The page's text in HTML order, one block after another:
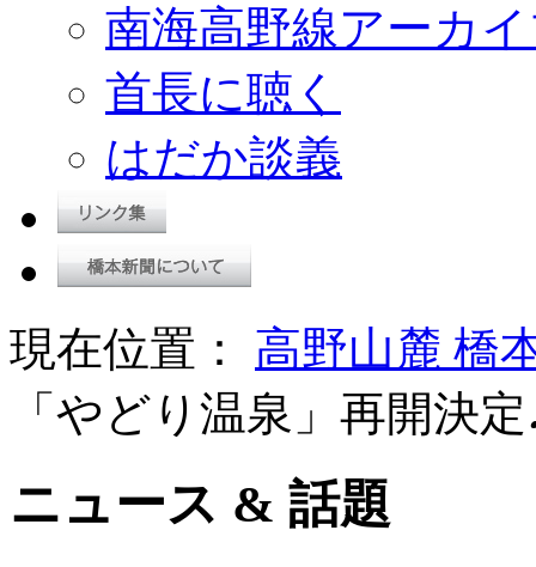
南海高野線アーカ
首長に聴く
はだか談義
現在位置： 高野山麓 橋
「やどり温泉」再開決
ニュース & 話題